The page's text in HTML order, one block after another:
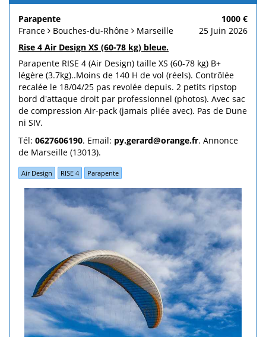
Parapente
1000 €
France
Bouches-du-Rhône Marseille
25 Juin 2026
Rise 4 Air Design XS (60-78 kg) bleue.
Parapente RISE 4 (Air Design) taille XS (60-78 kg) B+
légère (3.7kg)..Moins de 140 H de vol (réels). Contrôlée
recalée le 18/04/25 pas revolée depuis. 2 petits ripstop
bord d'attaque droit par professionnel (photos). Avec sac
de compression Air-pack (jamais pliée avec). Pas de Dune
ni SIV.
Tél: 0627606190. Email: py.gerard@orange.fr. Annonce
de Marseille (13013).
Air Design RISE 4 Parapente